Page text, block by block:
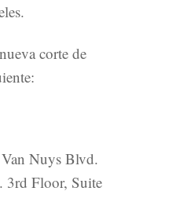
corte de
Nuys Blvd.
3rd Floor, Suite